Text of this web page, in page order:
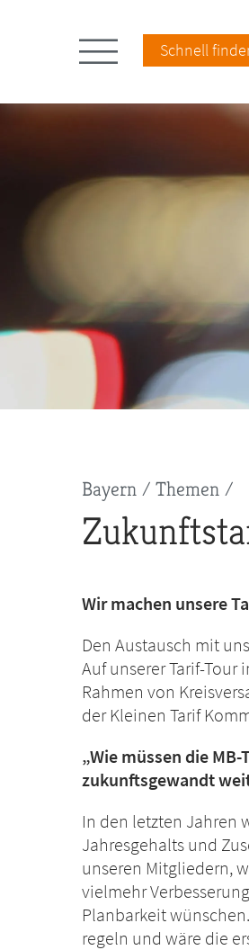
Schnell
Pfadnavigation
Bayern Themen
Wir machen unsere
Den Austausch mit
Auf unserer Tarif-
Rahmen von
der Kleinen Tarif
„Wie müssen die
zukunftsgewandt
In den letzten Jahren
Jahresgehalts und
unseren Mitgliedern,
vielmehr
Planbarkeit
regeln und wäre die